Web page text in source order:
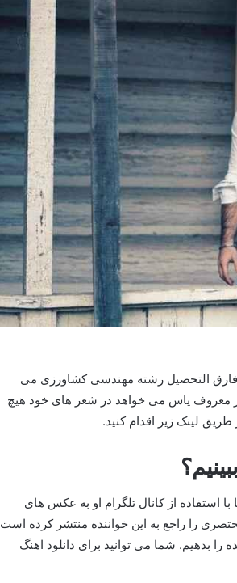
بدانید که وی فارق التحصیل رشته مهندسی کشاورزی می
معروف یاس می خواهد در شعر های خود هیچ
طریق لینک زیر اقدام کنید.
استفاده از کانال تلگرام او به عکس های
را راجع به این خواننده منتشر کرده است
را بدهیم. شما می توانید برای دانلود اهنگ